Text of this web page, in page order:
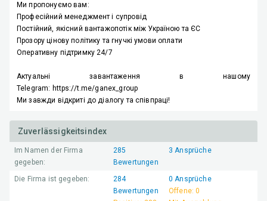
Ми пропонуємо вам:
Професійний менеджмент і супровід
Постійний, якісний вантажопотік між Україною та ЄС
Прозору цінову політику та гнучкі умови оплати
Оперативну підтримку24/7
Актуальні завантаження в нашому
Telegram: https://t.me/ganex_group
Ми завжди відкриті до діалогу та співпраці!
Zuverlässigkeitsindex
Im Namen der Firma
gegeben:
285
Bewertungen
3 Ansprüche
Die Firma ist gegeben:
284
Bewertungen
0 Ansprüche
Offene: 0